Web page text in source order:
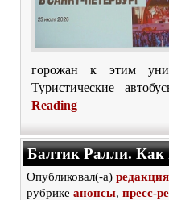
горожан к этим
Туристические
Reading
Балтик Ралли. Как
Опубликовал(-а)
рубрике анонсы, пресс-